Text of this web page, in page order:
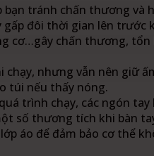
tránh chấn thương và
đôi thời gian lên trước
cơ…gây chấn thương, tổn
nhưng vẫn nên giữ
túi nếu thấy nóng.
trình chạy, các ngón
số thương tích khi bàn
áo để đảm bảo cơ thể